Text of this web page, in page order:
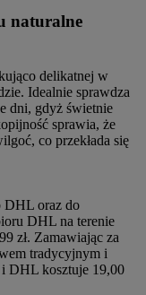
naturalne
delikatnej w
Idealnie sprawdza
dni, gdyż świetnie
sprawia, że
co przekłada się
DHL oraz do
DHL na terenie
zł. Zamawiając za
tradycyjnym i
i DHL kosztuje 19,00